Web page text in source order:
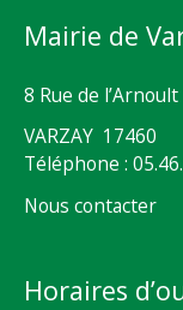
Mairie de
8 Rue de
VARZAY 17460
Téléphone :
Nous contacter
Horaires